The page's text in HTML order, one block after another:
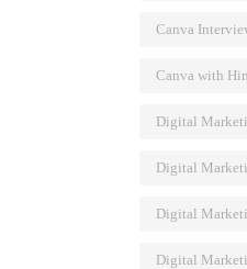
Canva
Canva with
Digital
Digital
Digital
Digital